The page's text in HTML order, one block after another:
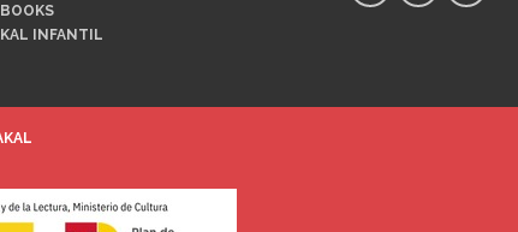
INFANTIL